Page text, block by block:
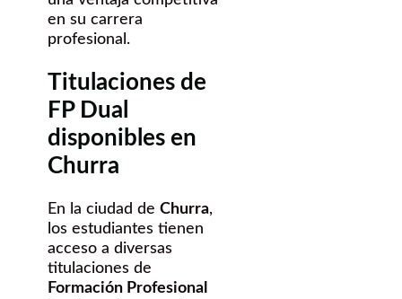
en su carrera
profesional.
Titulaciones de
FP Dual
disponibles en
Churra
En la ciudad de Churra,
los estudiantes tienen
acceso a diversas
titulaciones de
Formación Profesional